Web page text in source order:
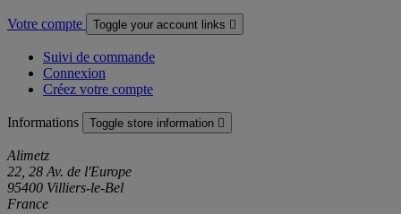
Votre compte Toggle your account links 
Suivi de commande
Connexion
Créez votre compte
Informations Toggle store information 
Alimetz
22, 28 Av. de l'Europe
95400 Villiers-le-Bel
France